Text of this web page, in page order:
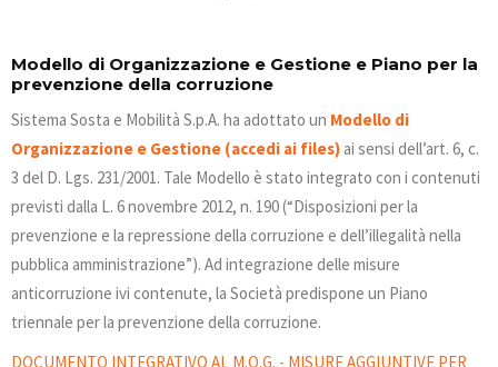
Modello di Organizzazione e Gestione e Piano per la
prevenzione della corruzione
Sistema Sosta e Mobilità S.p.A. ha adottato un Modello di
Organizzazione e Gestione (accedi ai files) ai sensi dell’art. 6, c.
3 del D. Lgs. 231/2001. Tale Modello è stato integrato con i contenuti
previsti dalla L. 6 novembre 2012, n. 190 (“Disposizioni per la
prevenzione e la repressione della corruzione e dell’illegalità nella
pubblica amministrazione”). Ad integrazione delle misure
anticorruzione ivi contenute, la Società predispone un Piano
triennale per la prevenzione della corruzione.
DOCUMENTO INTEGRATIVO AL M.O.G. - MISURE AGGIUNTIVE PER